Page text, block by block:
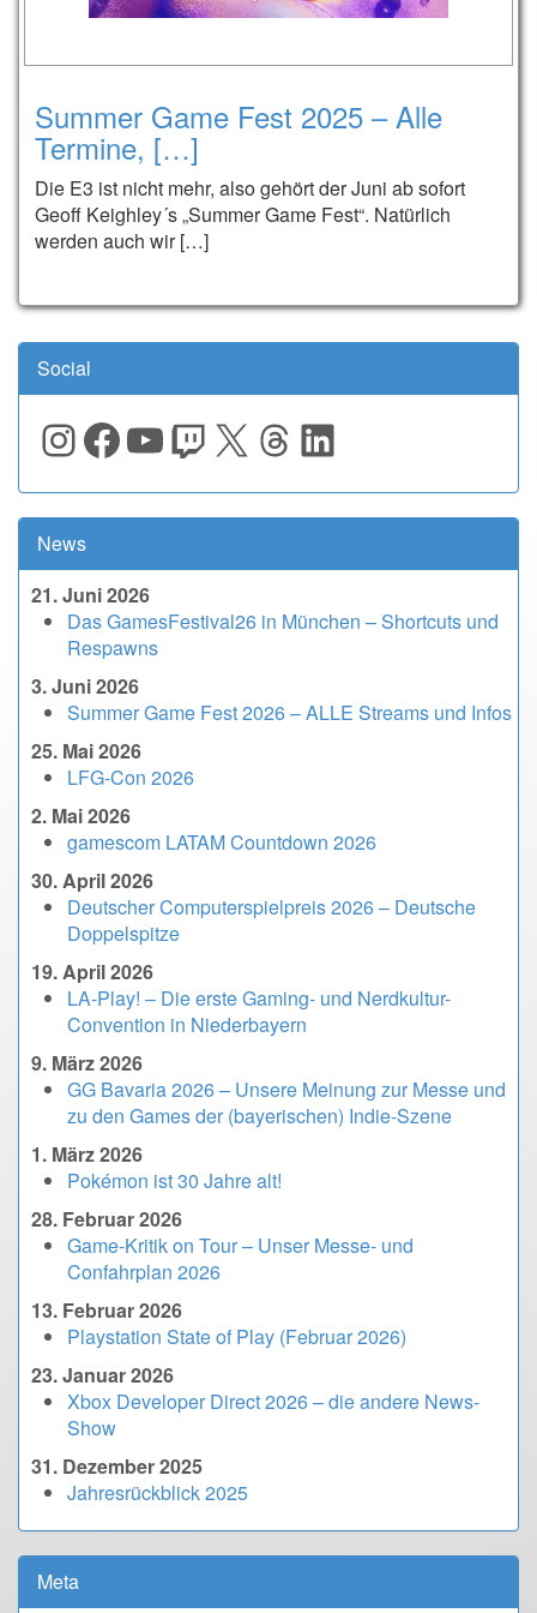
Summer Game Fest 2025 – Alle
Termine, […]
Die E3 ist nicht mehr, also gehört der Juni ab sofort
Geoff Keighley´s „Summer Game Fest“. Natürlich
werden auch wir […]
Social
Instagram
Facebook
YouTube
Twitch
X Threads
LinkedIn
News
21. Juni 2026
Das GamesFestival26 in München – Shortcuts und
Respawns
3. Juni 2026
Summer Game Fest 2026 – ALLE Streams und Infos
25. Mai 2026
LFG-Con 2026
2. Mai 2026
gamescom LATAM Countdown 2026
30. April 2026
Deutscher Computerspielpreis 2026 – Deutsche
Doppelspitze
19. April 2026
LA-Play! – Die erste Gaming- und Nerdkultur-
Convention in Niederbayern
9. März 2026
GG Bavaria 2026 – Unsere Meinung zur Messe und
zu den Games der (bayerischen) Indie-Szene
1. März 2026
Pokémon ist 30 Jahre alt!
28. Februar 2026
Game-Kritik on Tour – Unser Messe- und
Confahrplan 2026
13. Februar 2026
Playstation State of Play (Februar 2026)
23. Januar 2026
Xbox Developer Direct 2026 – die andere News-
Show
31. Dezember 2025
Jahresrückblick 2025
Meta